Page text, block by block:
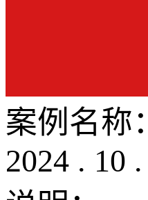
案例名称：
2024 . 10 .